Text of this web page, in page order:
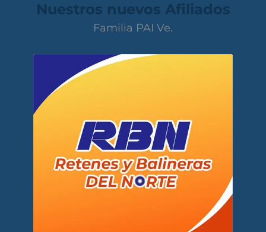
Nuestros nuevos Afiliados
Familia PAI Ve.